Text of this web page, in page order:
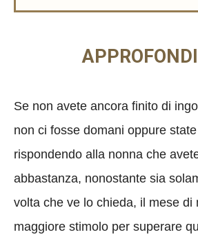
Se non avete ancora finito di
non ci fosse domani oppure
rispondendo alla nonna che
abbastanza, nonostante sia
volta che ve lo chieda, il mese di
maggiore stimolo per superare